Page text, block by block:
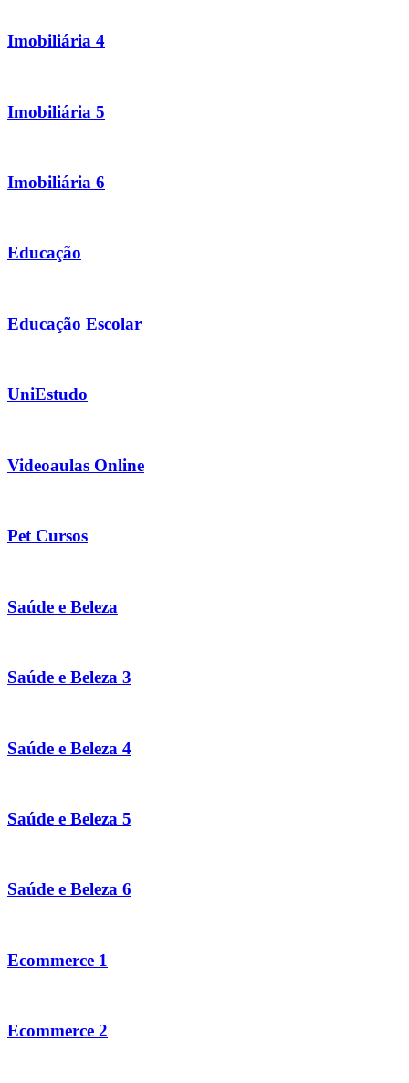
Imobiliária 4
Imobiliária 5
Imobiliária 6
Educação
Educação Escolar
UniEstudo
Videoaulas Online
Pet Cursos
Saúde e Beleza
Saúde e Beleza 3
Saúde e Beleza 4
Saúde e Beleza 5
Saúde e Beleza 6
Ecommerce 1
Ecommerce 2